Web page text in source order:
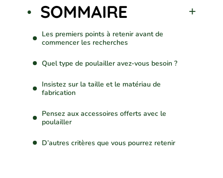
SOMMAIRE
Les premiers points à retenir avant de
commencer les recherches
Quel type de poulailler avez-vous besoin ?
Insistez sur la taille et le matériau de
fabrication
Pensez aux accessoires offerts avec le
poulailler
D’autres critères que vous pourrez retenir